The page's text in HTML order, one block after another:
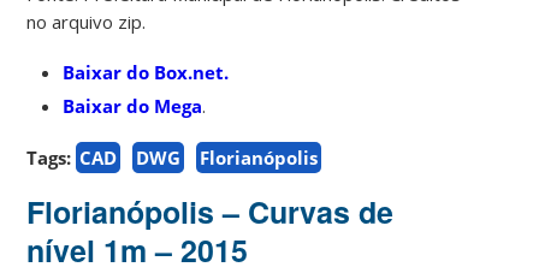
no arquivo zip.
Baixar do Box.net.
Baixar do Mega.
Tags: CAD DWG Florianópolis
Florianópolis – Curvas de
nível 1m – 2015